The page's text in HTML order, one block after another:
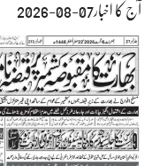
آج کا اخبار07-08-2026